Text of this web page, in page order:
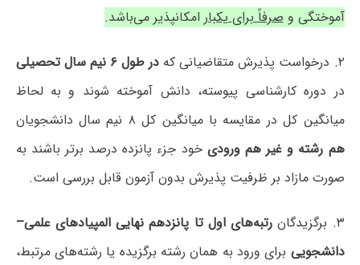
آموختگی وصرفاً برای یکبار امکانپذیر می‌باشد.
۲. درخواست پذیرش متقاضیانی که
در طول ۶ نیم سال تحصیلی
در دوره کارشناسی پیوسته، دانش آموخته شوند و به لحاظ
میانگین کل در مقایسه با میانگین کل ۸ نیم سال دانشجویان
هم رشته و غیر هم ورودی خود جزء پانزده درصد برتر باشند به
صورت مازاد بر ظرفیت پذیرش بدون آزمون قابل بررسی است.
۳. برگزیدگان
رتبه‌های اول تا پانزدهم نهایی المپیادهای علمی–
دانشجویی برای ورود به همان رشته برگزیده یا رشته‌های مرتبط،